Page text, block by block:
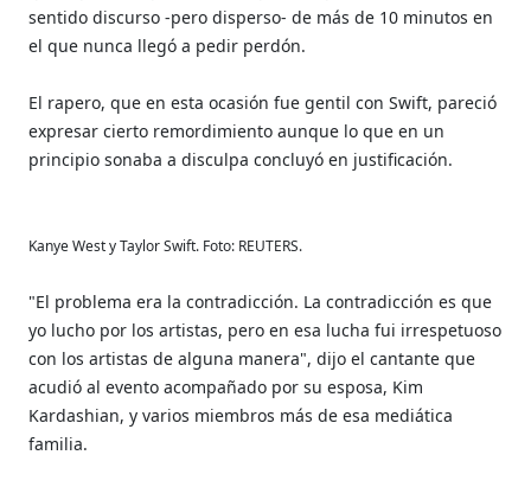
sentido discurso -pero disperso- de más de 10 minutos en
el que nunca llegó a pedir perdón.
El rapero, que en esta ocasión fue gentil con Swift, pareció
expresar cierto remordimiento aunque lo que en un
principio sonaba a disculpa concluyó en justificación.
Kanye West y Taylor Swift. Foto: REUTERS.
"El problema era la contradicción. La contradicción es que
yo lucho por los artistas, pero en esa lucha fui irrespetuoso
con los artistas de alguna manera", dijo el cantante que
acudió al evento acompañado por su esposa, Kim
Kardashian, y varios miembros más de esa mediática
familia.